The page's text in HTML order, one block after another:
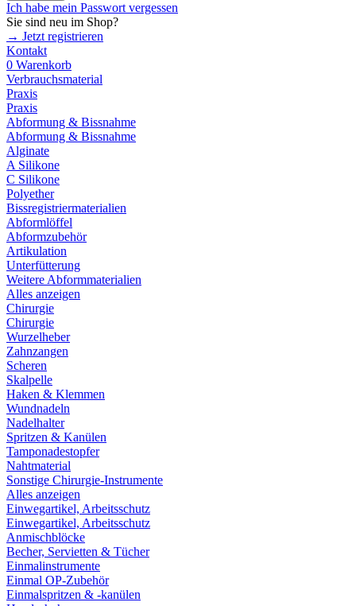
Ich habe mein Passwort vergessen
Sie sind neu im Shop?
→ Jetzt registrieren
Kontakt
0 Warenkorb
Verbrauchsmaterial
Praxis
Praxis
Abformung & Bissnahme
Abformung & Bissnahme
Alginate
A Silikone
C Silikone
Polyether
Bissregistriermaterialien
Abformlöffel
Abformzubehör
Artikulation
Unterfütterung
Weitere Abformmaterialien
Alles anzeigen
Chirurgie
Chirurgie
Wurzelheber
Zahnzangen
Scheren
Skalpelle
Haken & Klemmen
Wundnadeln
Nadelhalter
Spritzen & Kanülen
Tamponadestopfer
Nahtmaterial
Sonstige Chirurgie-Instrumente
Alles anzeigen
Einwegartikel, Arbeitsschutz
Einwegartikel, Arbeitsschutz
Anmischblöcke
Becher, Servietten & Tücher
Einmalinstrumente
Einmal OP-Zubehör
Einmalspritzen & -kanülen